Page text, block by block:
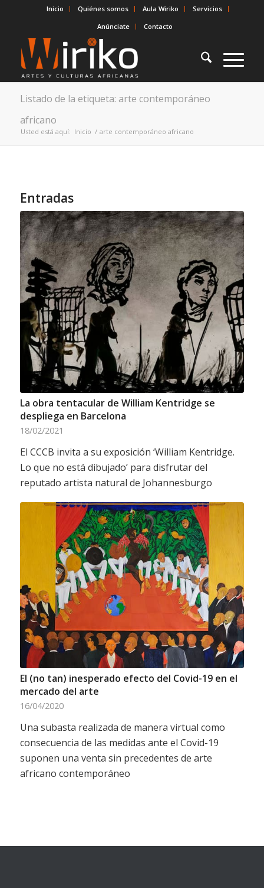
Inicio Quiénes somos Aula Wiriko
Servicios
Anúnciate
Contacto
Listado de la etiqueta: arte contemporáneo
africano
Usted está aquí: Inicio / arte contemporáneo africano
Entradas
La obra tentacular de William Kentridge se
despliega en Barcelona
18/02/2021
El CCCB invita a su exposición ‘William Kentridge.
Lo que no está dibujado’ para disfrutar del
reputado artista natural de Johannesburgo
El (no tan) inesperado efecto del Covid-19 en el
mercado del arte
16/04/2020
Una subasta realizada de manera virtual como
consecuencia de las medidas ante el Covid-19
suponen una venta sin precedentes de arte
africano contemporáneo